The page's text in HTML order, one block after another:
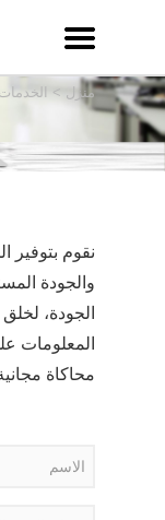
منزل > الخدمات
نقوم بتوفير
والجودة
الجودة،
المعلومات
محاكاة